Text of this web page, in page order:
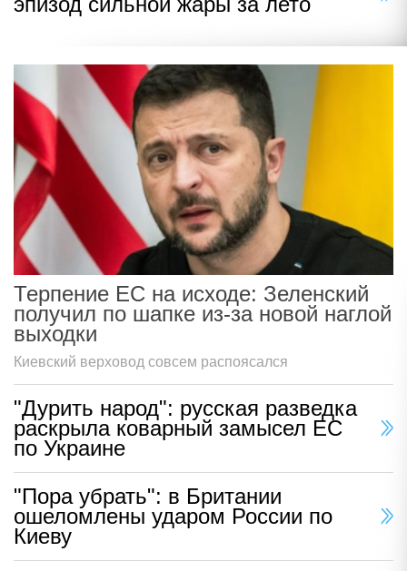
Терпение ЕС на исходе: Зеленский
получил по шапке из-за новой наглой
выходки
Киевский верховод совсем распоясался
"Дурить народ": русская разведка
раскрыла коварный замысел ЕС
по Украине
"Пора убрать": в Британии
ошеломлены ударом России по
Киеву